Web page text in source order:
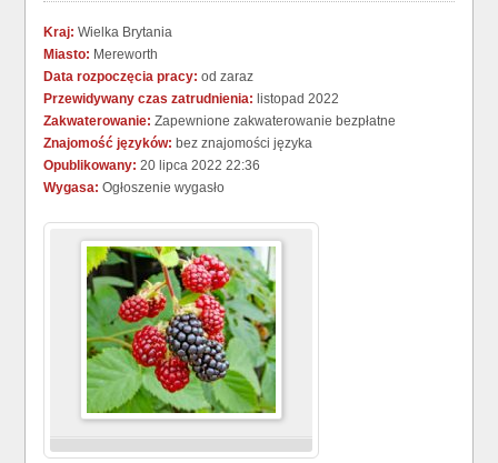
Kraj: Wielka Brytania
Miasto: Mereworth
Data rozpoczęcia pracy: od zaraz
Przewidywany czas zatrudnienia: listopad 2022
Zakwaterowanie: Zapewnione zakwaterowanie bezpłatne
Znajomość języków: bez znajomości języka
Opublikowany: 20 lipca 2022 22:36
Wygasa: Ogłoszenie wygasło